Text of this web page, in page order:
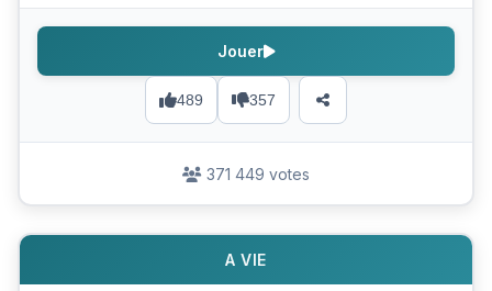
489 357
Jouer
371 449 votes
A VIE